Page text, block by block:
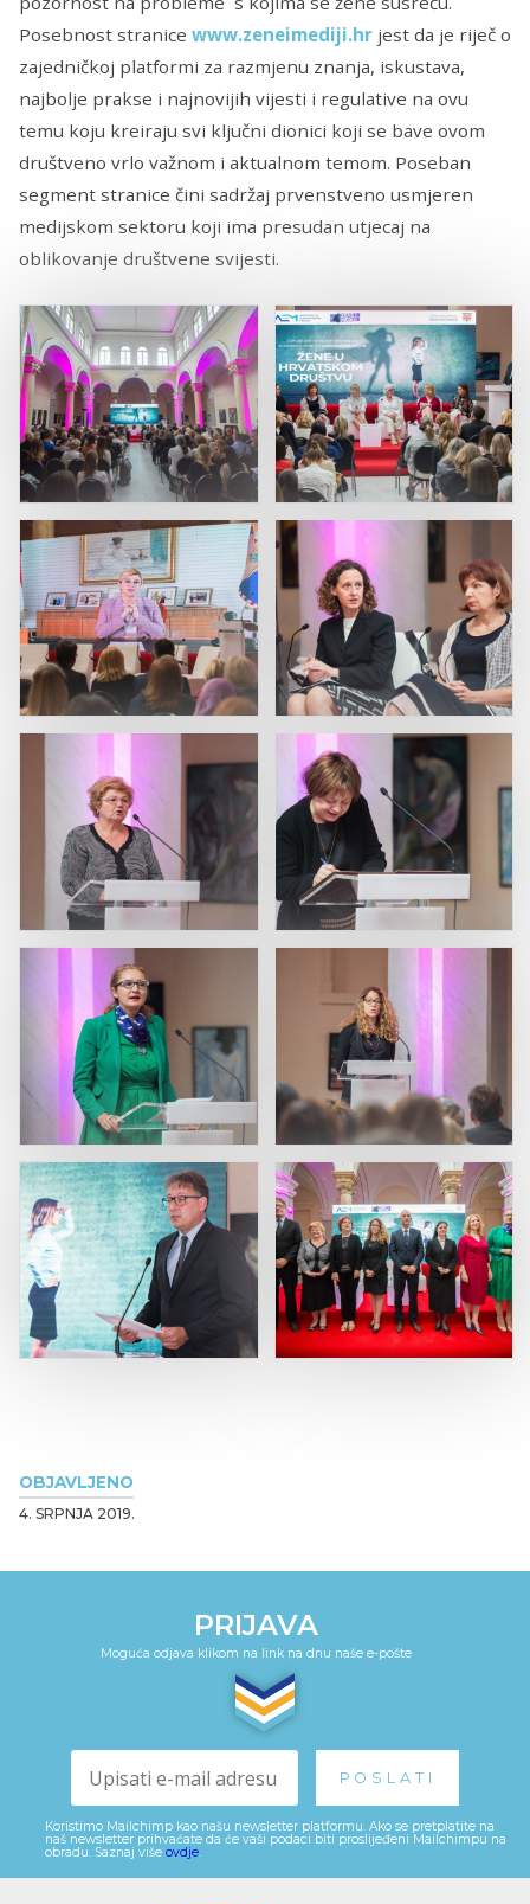
OBJAVLJENO
4. SRPNJA 2019.
Posebnost stranice www.zeneimediji.hr jest da je riječ o
zajedničkoj platformi za razmjenu znanja, iskustava,
najbolje prakse i najnovijih vijesti i regulative na ovu
temu koju kreiraju svi ključni dionici koji se bave ovom
društveno vrlo važnom i aktualnom temom. Poseban
segment stranice čini sadržaj prvenstveno usmjeren
medijskom sektoru koji ima presudan utjecaj na
oblikovanje društvene svijesti.
_
PRIJAVA
Moguća odjava klikom na link na dnu naše e-pošte
Koristimo Mailchimp kao našu newsletter platformu. Ako se pretplatite na
naš newsletter prihvaćate da će vaši podaci biti proslijeđeni Mailchimpu na
obradu. Saznaj više ovdje.